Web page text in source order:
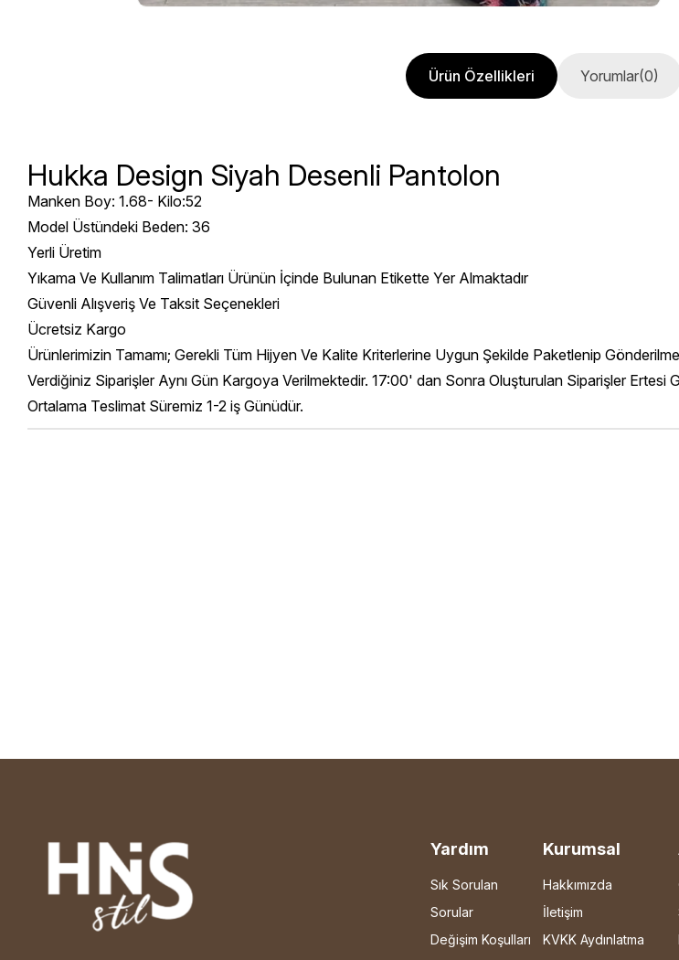
Ürün Özellikleri Yorumlar(0)
Hukka Design Siyah Desenli Pantolon
Manken Boy: 1.68- Kilo:52
Model Üstündeki Beden: 36
Yerli Üretim
Yıkama Ve Kullanım Talimatları Ürünün İçinde Bulunan Etikette Yer Almaktadır
Güvenli Alışveriş Ve Taksit Seçenekleri
Ücretsiz Kargo
Ürünlerimizin Tamamı; Gerekli Tüm Hijyen Ve Kalite Kriterlerine Uygun Şekilde Paketlenip
Verdiğiniz Siparişler Aynı Gün Kargoya Verilmektedir. 17:00' dan Sonra Oluşturulan Siparişler Ertesi
Ortalama Teslimat Süremiz 1-2 iş Günüdür.
Yardım
Sık Sorulan
Sorular
Değişim Koşulları
Kurumsal
Hakkımızda
İletişim
KVKK Aydınlatma